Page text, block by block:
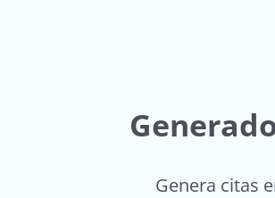
Genera citas